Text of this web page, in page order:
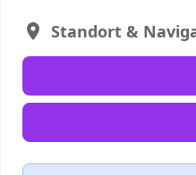
Standort &